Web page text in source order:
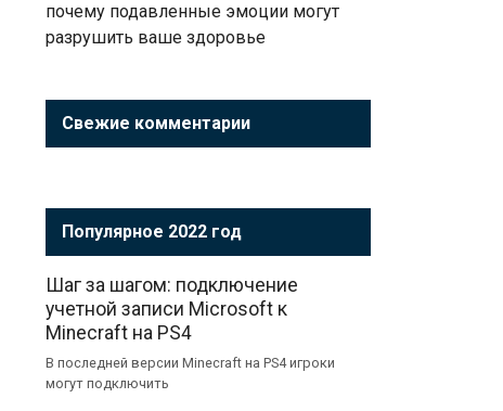
почему подавленные эмоции могут
разрушить ваше здоровье
Свежие комментарии
Популярное 2022 год
Шаг за шагом: подключение
учетной записи Microsoft к
Minecraft на PS4
В последней версии Minecraft на PS4 игроки
могут подключить